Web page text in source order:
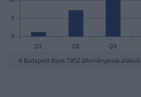
A Budapest Bank TBSZ állományának